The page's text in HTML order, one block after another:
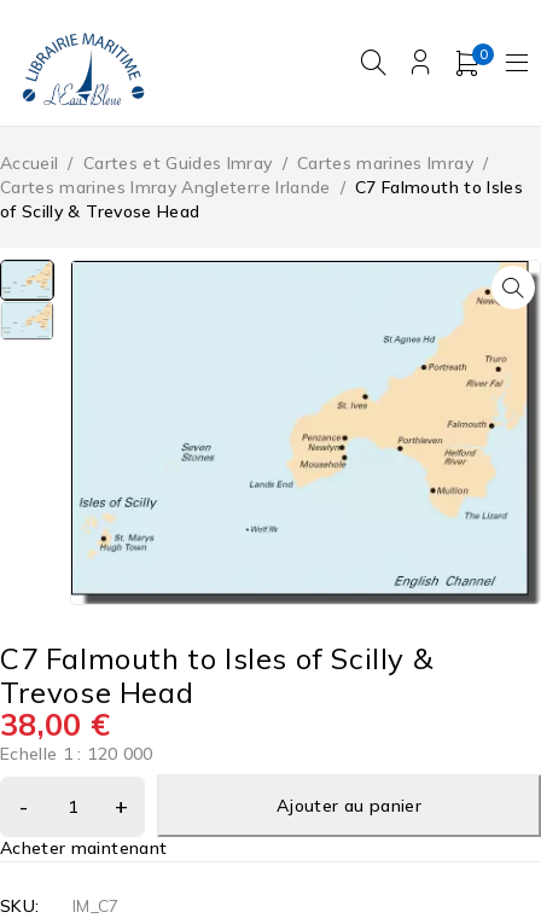
0
Accueil / Cartes et Guides Imray / Cartes marines Imray /
Cartes marines Imray Angleterre Irlande / C7 Falmouth to Isles
of Scilly & Trevose Head
C7 Falmouth to Isles of Scilly &
Trevose Head
38,00 €
Echelle 1 : 120 000
Ajouter au panier
Acheter maintenant
SKU:
IM_C7